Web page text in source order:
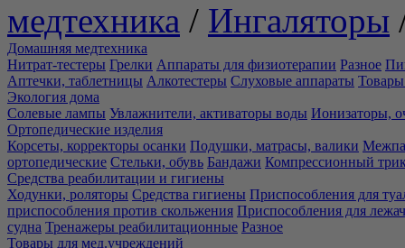
медтехника / Ингаляторы
Домашняя медтехника
Нитрат-тестеры Грелки Аппараты для физиотерапии Разное
Аптечки, таблетницы Алкотестеры Слуховые аппараты Товары
Экология дома
Солевые лампы Увлажнители, активаторы воды Ионизаторы,
Ортопедические изделия
Корсеты, корректоры осанки Подушки, матрасы, валики
ортопедические Стельки, обувь Бандажи Компрессионный
Средства реабилитации и гигиены
Ходунки, роляторы Средства гигиены Приспособления для
приспособления против скольжения Приспособления для
судна Тренажеры реабилитационные Разное
Товары для мед.учреждений